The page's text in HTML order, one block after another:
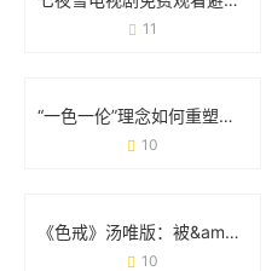
11
“一色一伦”理念如何重塑一区二区三区发展格局？
10
《色戒》汤唯版：被&amp;quot;无删减&amp;quot;改变的电影命运
10